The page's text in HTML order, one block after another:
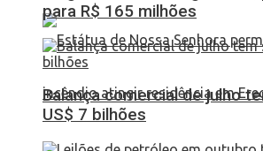
para R$ 165 milhões
Balança comercial de julho
US$ 7 bilhões